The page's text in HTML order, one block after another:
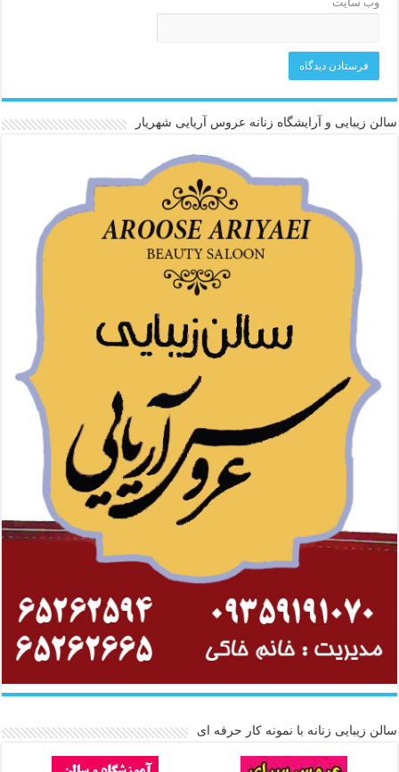
سالن زیبایی و آرایشگاه زنانه عروس آریایی شهریار
سالن زیبایی زنانه با نمونه کار حرفه ای